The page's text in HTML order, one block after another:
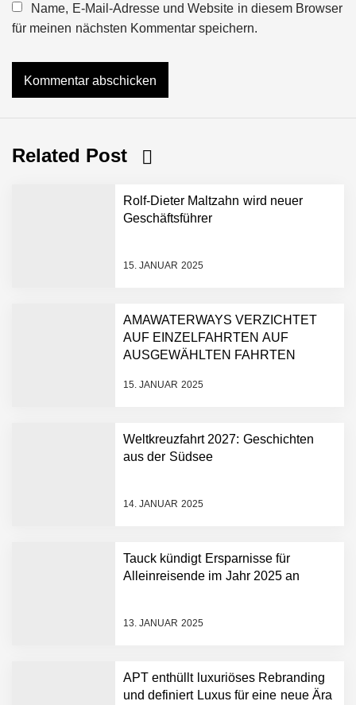
Name, E-Mail-Adresse und Website in diesem Browser
für meinen nächsten Kommentar speichern.
Related Post
Rolf-Dieter Maltzahn wird neuer
Geschäftsführer
15. JANUAR 2025
AMAWATERWAYS VERZICHTET
AUF EINZELFAHRTEN AUF
AUSGEWÄHLTEN FAHRTEN
15. JANUAR 2025
Weltkreuzfahrt 2027: Geschichten
aus der Südsee
14. JANUAR 2025
Tauck kündigt Ersparnisse für
Alleinreisende im Jahr 2025 an
13. JANUAR 2025
APT enthüllt luxuriöses Rebranding
und definiert Luxus für eine neue Ära